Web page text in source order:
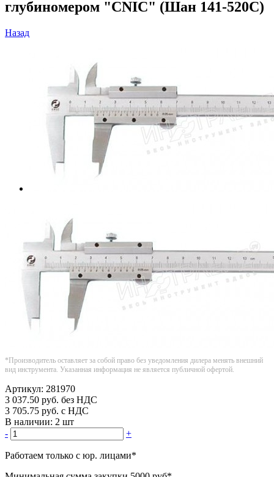
глубиномером "CNIC" (Шан 141-520C)
Назад
*Производитель оставляет за собой право без уведомления дилера менять внешний
вид инструмента. Указанная информация не является публичной офертой.
Артикул: 281970
3 037.50 руб. без НДС
3 705.75 руб. с НДС
В наличии: 2 шт
-
+
Работаем только с юр. лицами*